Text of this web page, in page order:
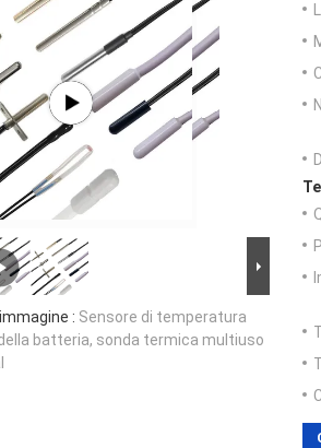
: Sensore di temperatura
batteria, sonda termica multiuso